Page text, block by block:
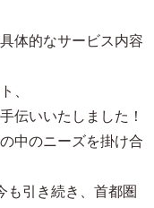
体的なサービス内容
、
伝いいたしました！
中のニーズを掛け合
も引き続き、首都圏